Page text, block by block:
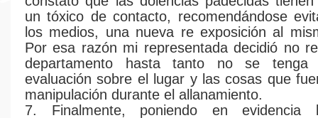
un tóxico de contacto, recomendándose
los medios, una nueva re exposición al
Por esa razón mi representada decidió no
departamento hasta tanto no se tenga
evaluación sobre el lugar y las cosas que
manipulación durante el allanamiento.
7. Finalmente, poniendo en evidencia